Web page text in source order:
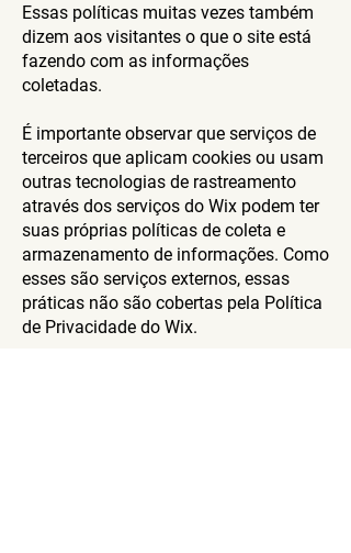
Essas políticas muitas vezes também
dizem aos visitantes o que o site está
fazendo com as informações
coletadas.
É importante observar que serviços de
terceiros que aplicam cookies ou usam
outras tecnologias de rastreamento
através dos serviços do Wix podem ter
suas próprias políticas de coleta e
armazenamento de informações. Como
esses são serviços externos, essas
práticas não são cobertas pela Política
de Privacidade do Wix.